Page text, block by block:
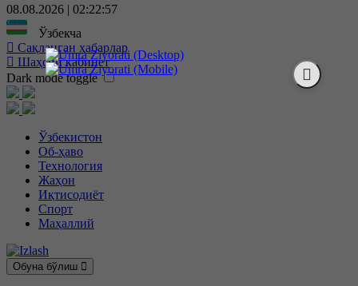
08.08.2026 | 02:22:58
Ўзбекча
Сақланган ҳабарлар
Шаҳсий кабинет
Dark mode toggle
Ўзбекистон
Об-ҳаво
Технология
Жаҳон
Иқтисодиёт
Спорт
Маҳаллий
Обуна бўлиш